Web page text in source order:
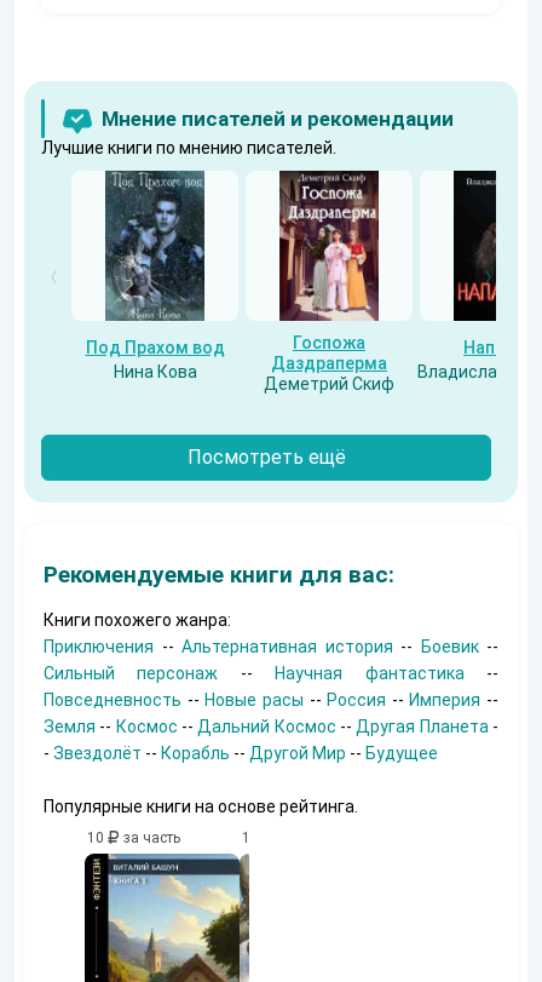
Мнение писателей и рекомендации
Лучшие книги по мнению писателей.
Под Прахом вод
Нина Кова
Госпожа
Даздраперма
Деметрий Скиф
Напарник
Владислав
Посмотреть ещё
Рекомендуемые книги для вас:
Книги похожего жанра:
Приключения -- Альтернативная история -- Боевик--
Сильный персонаж -- Научная фантастика --
Повседневность -- Новые расы -- Россия -- Империя --
Земля -- Космос -- Дальний Космос -- Другая Планета -
- Звездолёт -- Корабль -- Другой Мир -- Будущее
Популярные книги на основе рейтинга.
10 за часть 10